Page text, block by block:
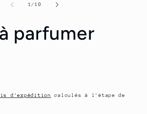
1/de
10
parfumer
d'expédition
calculés à l'étape de